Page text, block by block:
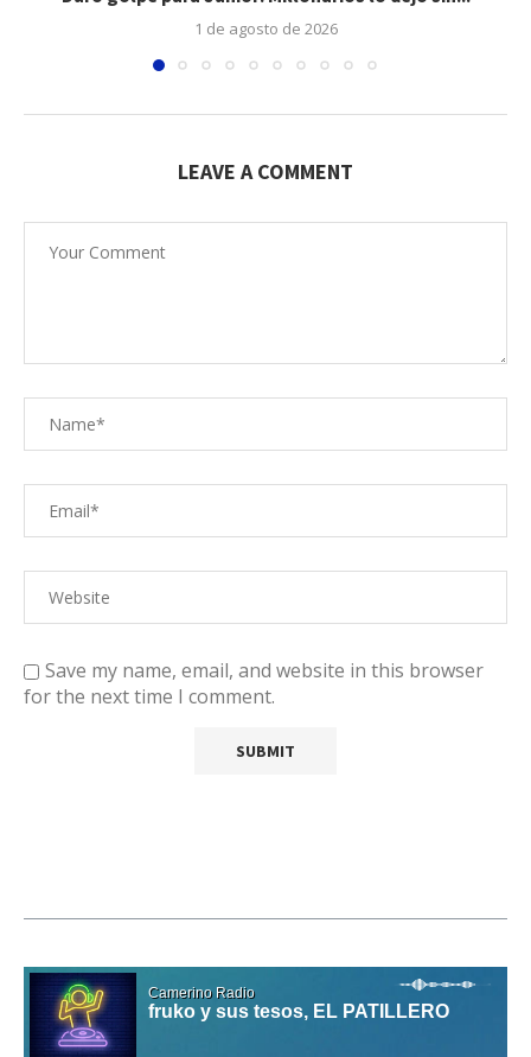
1 de agosto de 2026
LEAVE A COMMENT
Save my name, email, and website in this browser
for the next time I comment.